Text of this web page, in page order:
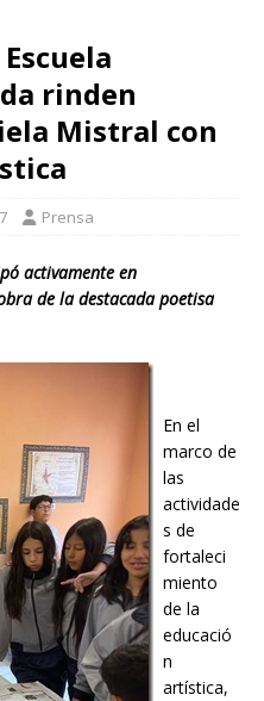
rinden
Mistral con
Prensa
activamente en
de la destacada poetisa
En el
marco de
las
actividade
s de
fortaleci
miento
de la
educació
n
artística,